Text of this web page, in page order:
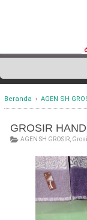
Beranda › AGEN SH
GROSIR
AGEN SH GROSIR,